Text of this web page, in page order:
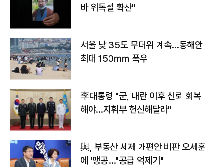
바 위독설 확산"
서울 낮 35도 무더위 계속…동해안
최대 150㎜ 폭우
李대통령 "군, 내란 이후 신뢰 회복
해야…지휘부 헌신해달라"
與, 부동산 세제 개편안 비판 오세훈
에 '맹공'…"공급 억제기"